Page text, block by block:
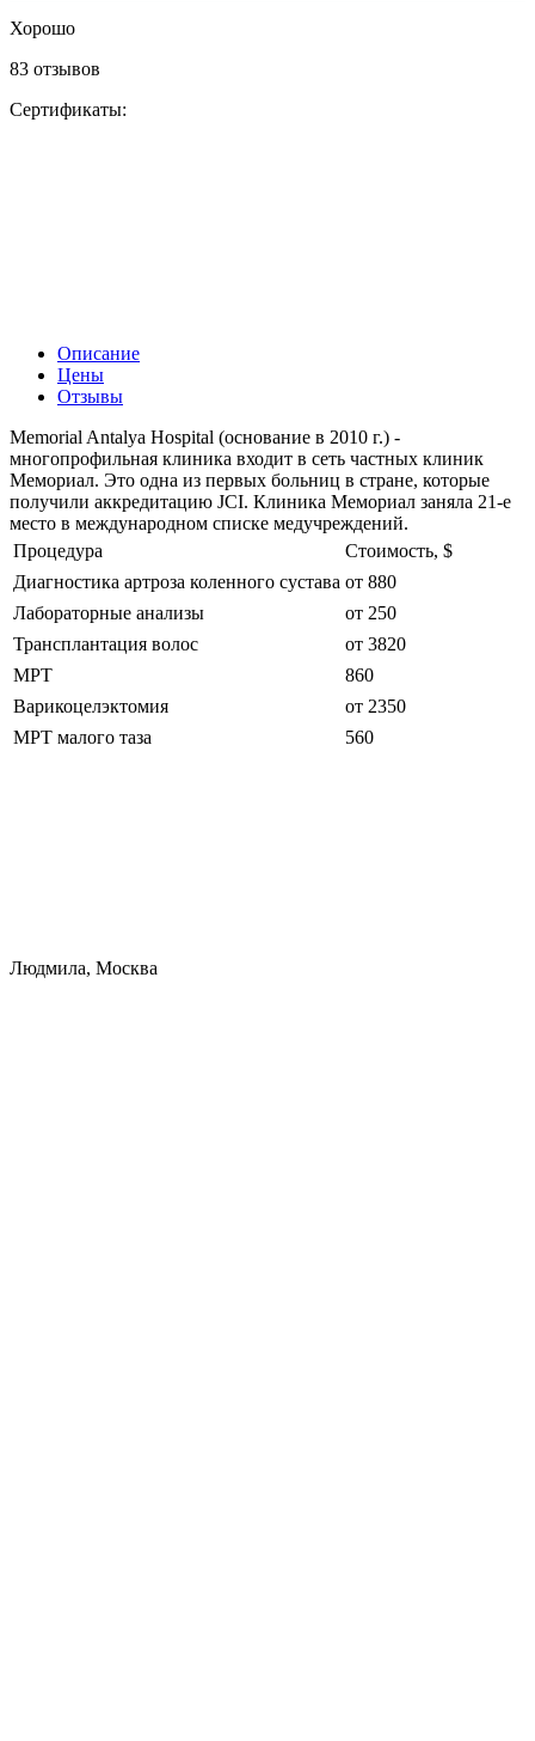
Хорошо
83 отзывов
Сертификаты:
Описание
Цены
Отзывы
Memorial Antalya Hospital (основание в 2010 г.) -
многопрофильная клиника входит в сеть частных клиник
Мемориал. Это одна из первых больниц в стране, которые
получили аккредитацию JCI. Клиника Мемориал заняла 21-е
место в международном списке медучреждений.
Процедура
Стоимость, $
Диагностика артроза коленного сустава от 880
Лабораторные анализы
от 250
Трансплантация волос
от 3820
МРТ
860
Варикоцелэктомия
от 2350
МРТ малого таза
560
Людмила, Москва